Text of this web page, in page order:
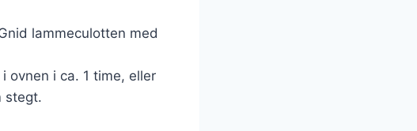
lammeculotten med
ovnen i ca. 1 time, eller
stegt.